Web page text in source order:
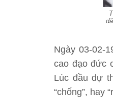
Ngày 03-02-
cao đạo đức
Lúc đầu dự
“chống”, hay